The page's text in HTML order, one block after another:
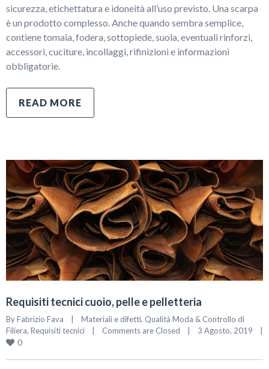
sicurezza, etichettatura e idoneità all’uso previsto. Una scarpa
è un prodotto complesso. Anche quando sembra semplice,
contiene tomaia, fodera, sottopiede, suola, eventuali rinforzi,
accessori, cuciture, incollaggi, rifinizioni e informazioni
obbligatorie.
READ MORE
Requisiti tecnici cuoio, pelle e pelletteria
By Fabrizio Fava Materiali e difetti, Qualità Moda & Controllo di
Filiera, Requisiti tecnici Comments are Closed 3 Agosto, 2019
0